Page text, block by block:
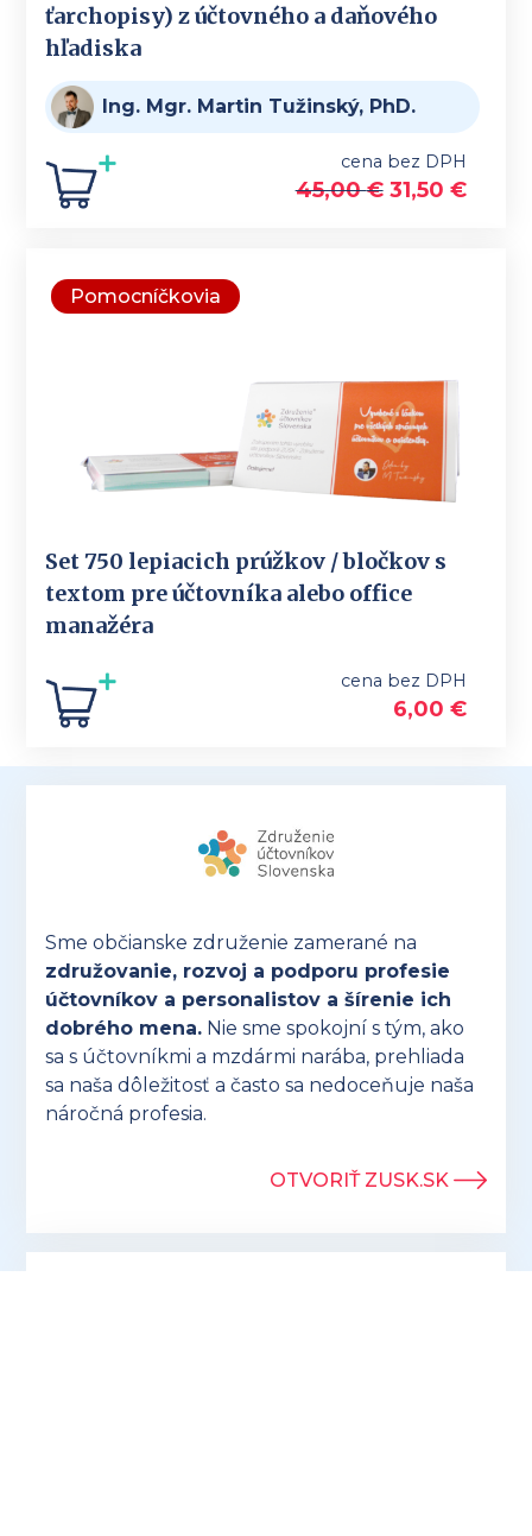
ťarchopisy) z účtovného a daňového
hľadiska
Ing. Mgr. Martin Tužinský, PhD.
cena bez DPH
45,00€ 31,50 €
Pomocníčkovia
Set 750 lepiacich prúžkov / bločkov s
textom pre účtovníka alebo office
manažéra
cena bez DPH
6,00 €
Sme občianske združenie zamerané na
združovanie, rozvoj a podporu profesie
účtovníkov a personalistov a šírenie ich
dobrého mena. Nie sme spokojní s tým, ako
sa s účtovníkmi a mzdármi narába, prehliada
sa naša dôležitosť a často sa nedoceňuje naša
náročná profesia.
OTVORIŤ ZUSK.SK